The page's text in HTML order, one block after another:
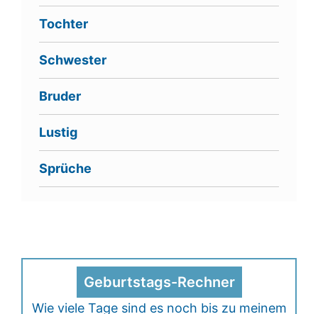
Tochter
Schwester
Bruder
Lustig
Sprüche
Geburtstags-Rechner
Wie viele Tage sind es noch bis zu meinem